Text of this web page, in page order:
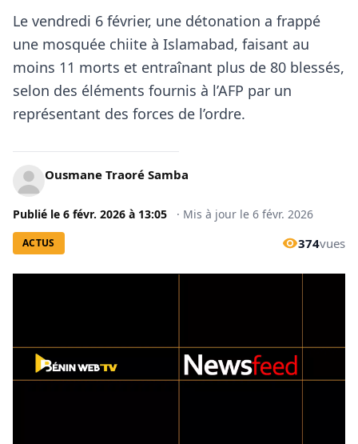
Le vendredi 6 février, une détonation a frappé
une mosquée chiite à Islamabad, faisant au
moins 11 morts et entraînant plus de 80 blessés,
selon des éléments fournis à l’AFP par un
représentant des forces de l’ordre.
Ousmane Traoré Samba
Publié le 6 févr. 2026 à 13:05 · Mis à jour le 6 févr. 2026
ACTUS 374vues